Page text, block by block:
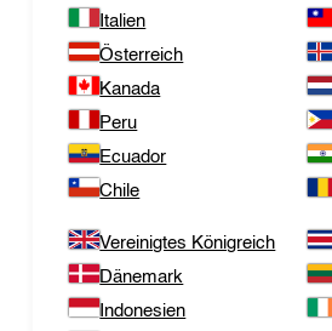
Italien
Österreich
Kanada
Peru
Ecuador
Chile
Vereinigtes Königreich
Dänemark
Indonesien